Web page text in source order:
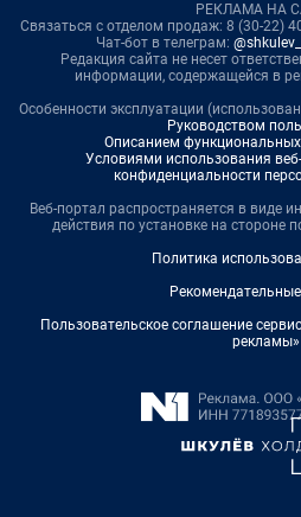
РЕКЛАМА НА
Связаться с отделом продаж: 8 (30-22)
Чат-бот в телеграм:
Редакция сайта не несет
информации, содержащейся в
Особенности эксплуатации
Руководством
Описанием
Условиями использования
конфиденциальности
Веб-портал распространяется в виде
действия по установке на стороне
Политика
Пользовательское соглашение
рекламы»